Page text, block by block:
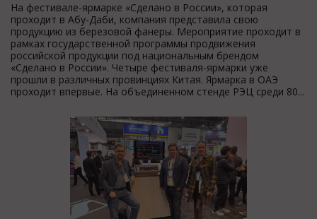
На фестивале-ярмарке «Сделано в России», которая
проходит в Абу-Даби, компания представила свою
продукцию из березовой фанеры. Мероприятие проходит в
рамках государственной программы продвижения
российской продукции под национальным брендом
«Сделано в России». Четыре фестиваля-ярмарки уже
прошли в различных провинциях Китая. Ярмарка в ОАЭ
проходит впервые. На объединенном стенде РЭЦ среди 80...